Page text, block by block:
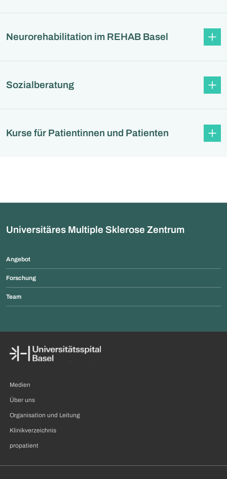
Neurorehabilitation im REHAB Basel
Sozialberatung
Kurse für Patientinnen und Patienten
Universitäres Multiple Sklerose Zentrum
Angebot
Forschung
Team
Medien
Über uns
Organisation und Leitung
Klinikverzeichnis
propatient